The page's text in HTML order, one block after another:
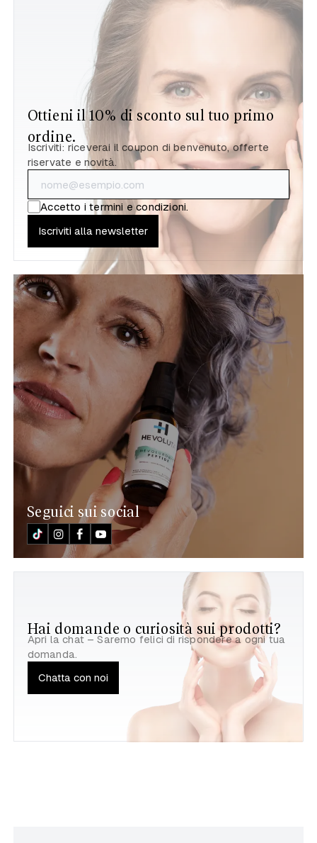
Ottieni il 10% di sconto sul tuo primo
ordine.
Iscriviti: riceverai il coupon di benvenuto, offerte
riservate e novità.
Accetto itermini e condizioni.
Iscriviti alla newsletter
Seguici sui social
Hai domande o curiosità sui prodotti?
Apri la chat – Saremo felici di rispondere a ogni tua
domanda.
Chatta con noi